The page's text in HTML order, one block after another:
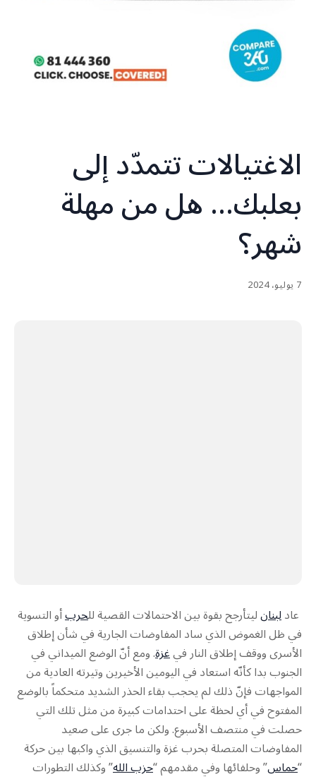
الاغتيالات تتمدّد إلى
بعلبك… هل من مهلة
شهر؟
7 يوليو، 2024
عادلبنانليتأرجح بقوة بين الاحتمالات القصية للحربأو التسوية
في ظل الغموض الذي ساد المفاوضات الجارية في شأن إطلاق
الأسرى ووقف إطلاق النار فيغزة. ومع أنّ الوضع الميداني في
الجنوب بدا كأنّه استعاد في اليومين الأخيرين وتيرته العادية من
المواجهات فإنّ ذلك لم يحجب بقاء الحذر الشديد متحكماً بالوضع
المفتوح في أي لحظة على احتدامات كبيرة من مثل تلك التي
حصلت في منتصف الأسبوع. ولكن ما جرى على صعيد
المفاوضات المتصلة بحرب غزة والتنسيق الذي واكبها بين حركة
“حماس” وحلفائها وفي مقدمهم “حزب الله” وكذلك التطورات